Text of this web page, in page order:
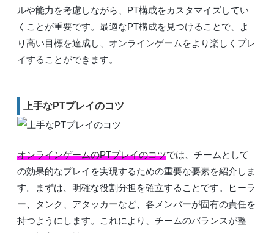
ルや能力を考慮しながら、PT構成をカスタマイズしてい
くことが重要です。最適なPT構成を見つけることで、よ
り高い目標を達成し、オンラインゲームをより楽しくプレ
イすることができます。
上手なPTプレイのコツ
オンラインゲームのPTプレイのコツでは、チームとして
の効果的なプレイを実現するための重要な要素を紹介しま
す。まずは、明確な役割分担を確立することです。ヒーラ
ー、タンク、アタッカーなど、各メンバーが固有の責任を
持つようにします。これにより、チームのバランスが整